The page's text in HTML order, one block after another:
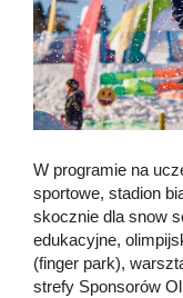
W programie na
sportowe, stadion
skocznie dla snow
edukacyjne,
(finger park),
strefy Sponsorów